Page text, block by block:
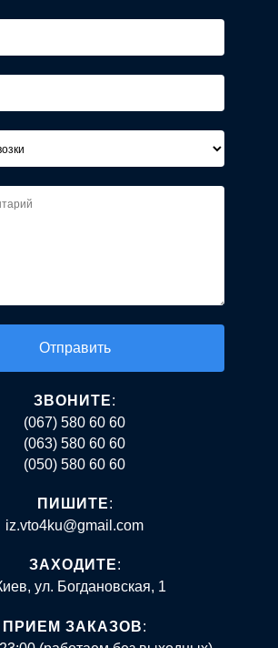
ЗВОНИТЕ:
(067) 580 60 60
(063) 580 60 60
(050) 580 60 60
ПИШИТЕ:
iz.vto4ku@gmail.com
ЗАХОДИТЕ:
ул. Богдановская, 1
ПРИЕМ ЗАКАЗОВ: